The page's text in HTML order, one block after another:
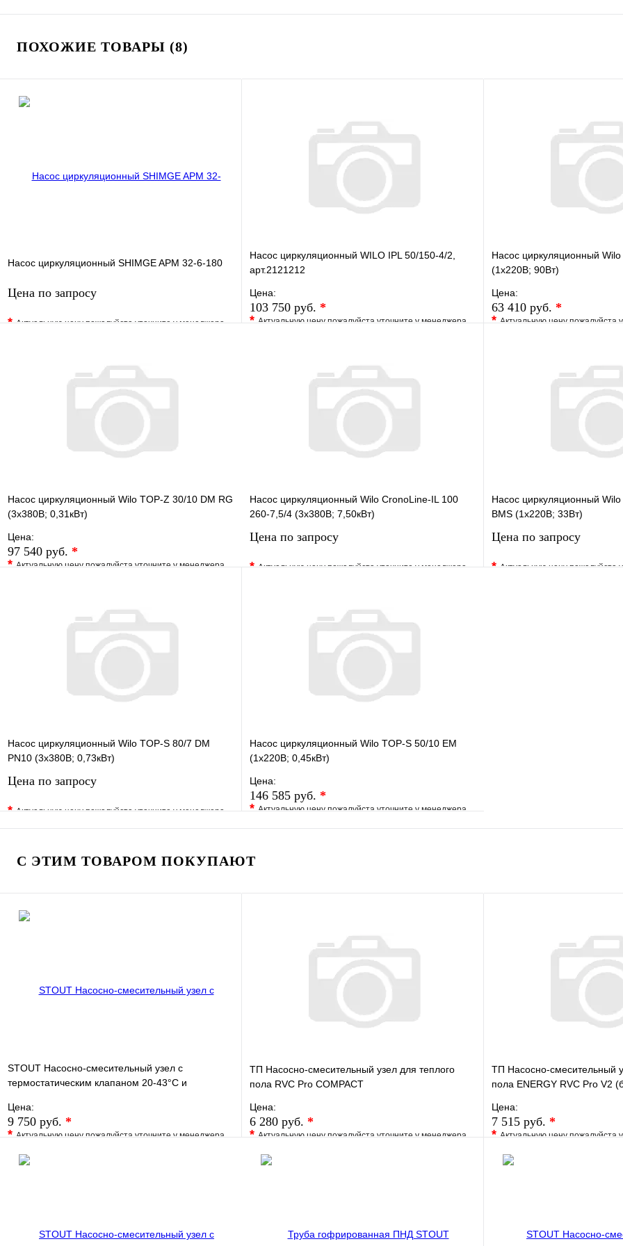
ПОХОЖИЕ ТОВАРЫ (8)
Насос циркуляционный SHIMGE APM 32-6-180
Цена по запросу
*Актуальную цену пожалуйста уточните у менеджера
Запросить цену
Насос циркуляционный WILO IPL 50/150-4/2,
арт.2121212
Цена:
103 750 руб. *
*Актуальную цену пожалуйста уточните у менеджера
В корзину
Насос циркуляционный
(1х220В; 90Вт)
Цена:
63 410 руб. *
*Актуальную цену пожалуйста
Насос циркуляционный Wilo TOP-Z 30/10 DM RG
(3х380В; 0,31кВт)
Цена:
97 540 руб. *
*Актуальную цену пожалуйста уточните у менеджера
В корзину
Насос циркуляционный Wilo CronoLine-IL 100
260-7,5/4 (3х380В; 7,50кВт)
Цена по запросу
*Актуальную цену пожалуйста уточните у менеджера
Запросить цену
Насос циркуляционный
BMS (1х220В; 33Вт)
Цена по запросу
*Актуальную цену пожалуйста
Насос циркуляционный Wilo TOP-S 80/7 DM
PN10 (3х380В; 0,73кВт)
Цена по запросу
*Актуальную цену пожалуйста уточните у менеджера
В избранное Сравнение
Купить в 1 клик Под заказ
Запросить цену
Насос циркуляционный Wilo TOP-S 50/10 EM
(1х220В; 0,45кВт)
Цена:
146 585 руб. *
*Актуальную цену пожалуйста уточните у менеджера
В избранное Сравнение
В корзину
С ЭТИМ ТОВАРОМ ПОКУПАЮТ
STOUT Насосно-смесительный узел с
термостатическим клапаном 20-43°C и
Цена:
9 750 руб. *
*Актуальную цену пожалуйста уточните у менеджера
В избранное
ТП Насосно-смесительный узел для теплого
пола RVC Pro COMPACT
Цена:
6 280 руб. *
*Актуальную цену пожалуйста уточните у менеджера
В избранное
ТП Насосно-смесительный
пола ENERGY RVC Pro V2
Цена:
7 515 руб. *
*Актуальную цену пожалуйста
В избранное